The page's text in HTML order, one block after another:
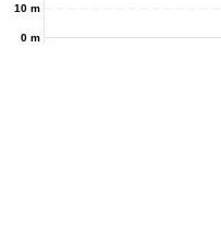
0 m
10 m